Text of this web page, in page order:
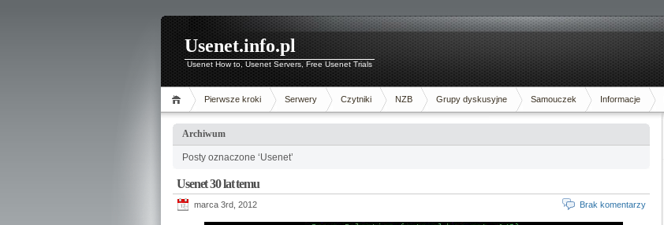
Usenet.info.pl
Usenet How to, Usenet Servers, Free Usenet Trials
Pierwsze kroki Serwery Czytniki NZB Grupy dyskusyjne Samouczek Informacje
Archiwum
Posty oznaczone ‘Usenet’
Usenet 30 lat temu
marca 3rd, 2012 Brak komentarzy